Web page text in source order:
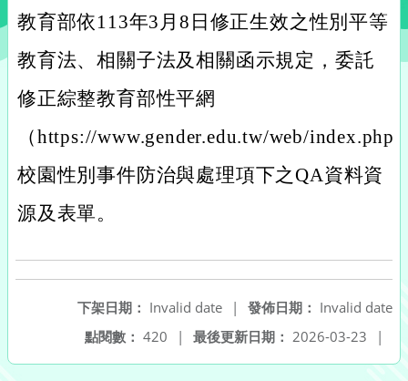
教育部依113年3月8日修正生效之性別平等
教育法、相關子法及相關函示規定，委託
修正綜整教育部性平網
（https://www.gender.edu.tw/web/index.php/
校園性別事件防治與處理項下之QA資料資
源及表單。
發佈日期： Invalid date
下架日期： Invalid date
|
最後更新日期： 2026-03-23 |
點閱數： 420 |